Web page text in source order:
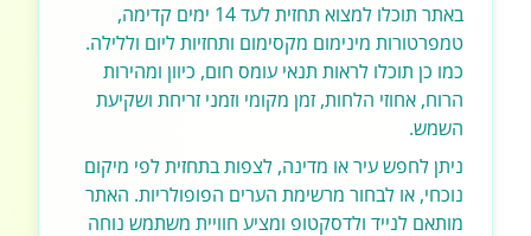
באתר תוכלו למצוא תחזית לעד 14 ימים קדימה,
טמפרטורות מינימום מקסימום ותחזיות ליום וללילה.
כמו כן תוכלו לראות תנאי עומס חום, כיוון ומהירות
הרוח, אחוזי הלחות, זמן מקומי וזמני זריחת ושקיעת
השמש.
ניתן לחפש עיר או מדינה, לצפות בתחזית לפי מיקום
נוכחי, או לבחור מרשימת הערים הפופולריות. האתר
מותאם לנייד ולדסקטופ ומציע חוויית משתמש נוחה